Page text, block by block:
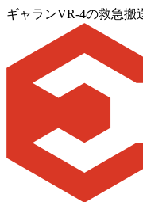
ギャランVR-4の救急搬